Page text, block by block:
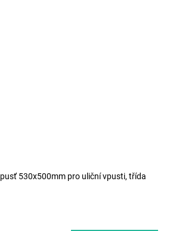
530x500mm pro uliční vpusti, třída